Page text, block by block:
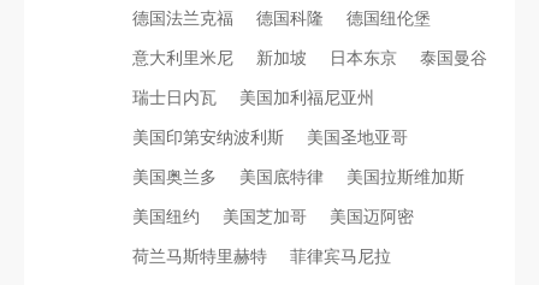
德国法兰克福 德国科隆 德国纽伦堡
意大利里米尼 新加坡 日本东京 泰国曼谷
瑞士日内瓦 美国加利福尼亚州
美国印第安纳波利斯 美国圣地亚哥
美国奥兰多 美国底特律 美国拉斯维加斯
美国纽约 美国芝加哥 美国迈阿密
荷兰马斯特里赫特 菲律宾马尼拉